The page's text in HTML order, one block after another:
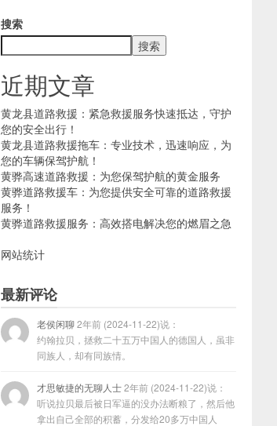
搜索
搜索
近期文章
黄龙县道路救援：紧急救援服务快速抵达，守护
您的安全出行！
黄龙县道路救援拖车：专业技术，迅速响应，为
您的车辆保驾护航！
黄骅高速道路救援：为您保驾护航的黄金服务
黄骅道路救援车：为您提供安全可靠的道路救援
服务！
黄骅道路救援服务：高效搭电解决您的燃眉之急
网站统计
最新评论
老侯闲聊2年前 (2024-11-22)说：
约翰拉贝，拯救二十五万中国人的德国人，虽非
同族人，却有同族情。
才思敏捷的无聊人士2年前 (2024-11-22)说：
听说拉贝最后被日军逼的没办法断粮了，然后他
拿出自己全部的积蓄，分发给20多万中国人